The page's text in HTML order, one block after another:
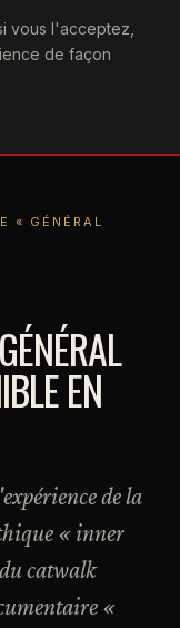
vous l'acceptez,
de façon
« GÉNÉRAL
EN
de la
« inner
catwalk
«